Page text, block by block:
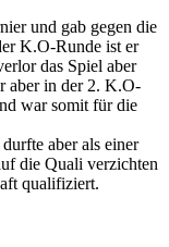
und gab gegen die
K.O-Runde ist er
das Spiel aber
aber in der 2. K.O-
war somit für die
aber als einer
die Quali verzichten
qualifiziert.